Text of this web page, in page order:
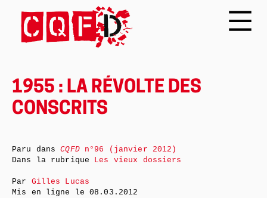
1955 : LA RÉVOLTE DES
CONSCRITS
Paru dansCQFDn°96 (janvier 2012)
Dans la rubrique Les vieux dossiers
Par Gilles Lucas
Mis en ligne le08.03.2012